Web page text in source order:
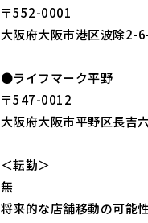
〒552-0001
大阪府大阪市港区波除2-
●ライフマーク平野
〒547-0012
大阪府大阪市平野区長吉
＜転勤＞
無
将来的な店舗移動の可能